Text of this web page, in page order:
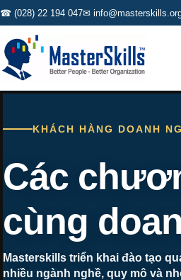
☎ (028) 22 194 047✉
KHÁCH HÀNG DOANH
Các
cùng
Masterskills triển khai đào tạo
nhiều ngành nghề, quy mô và